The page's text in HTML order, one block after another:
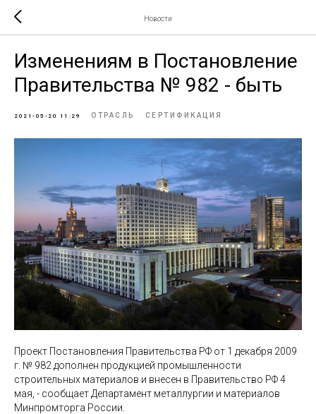
Новости
Изменениям в Постановление
Правительства № 982 - быть
2021-05-20 11:29 ОТРАСЛЬ СЕРТИФИКАЦИЯ
Проект Постановления Правительства РФ от 1 декабря 2009
г. № 982 дополнен продукцией промышленности
строительных материалов и внесен в Правительство РФ 4
мая, - сообщает Департамент металлургии и материалов
Минпромторга России.